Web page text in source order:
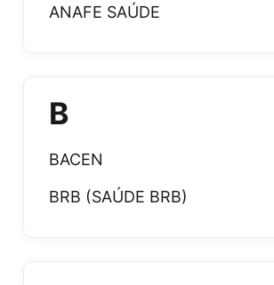
ANAFE SAÚDE
B
BACEN
BRB (SAÚDE BRB)